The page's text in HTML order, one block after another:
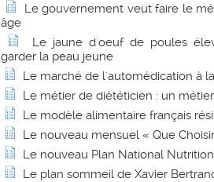
Le gouvernement veut faire le
âge
Le jaune d'oeuf de poules
garder la peau jeune
Le marché de l'automédication à
Le métier de diététicien : un
Le modèle alimentaire français
Le nouveau mensuel « Que
Le nouveau Plan National
Le plan sommeil de Xavier